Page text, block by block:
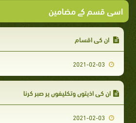
اسی قسم کے مضامین
ان کی اقسام
ان کی اذیتوں وتکلیفوں پر صبر کرنا